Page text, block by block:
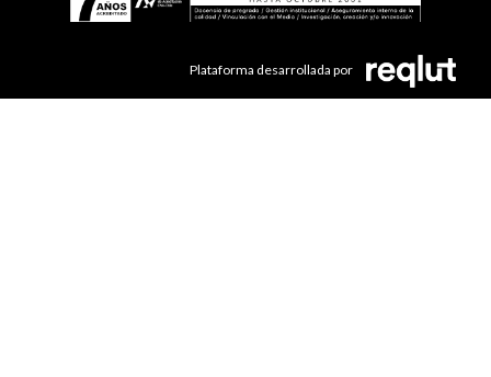
Plataforma desarrollada por